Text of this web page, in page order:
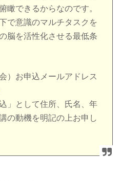
瞰できるからなのです。
で意識のマルチタスクを
脳を活性化させる最低条
）お申込メールアドレス
」として住所、氏名、年
の動機を明記の上お申し